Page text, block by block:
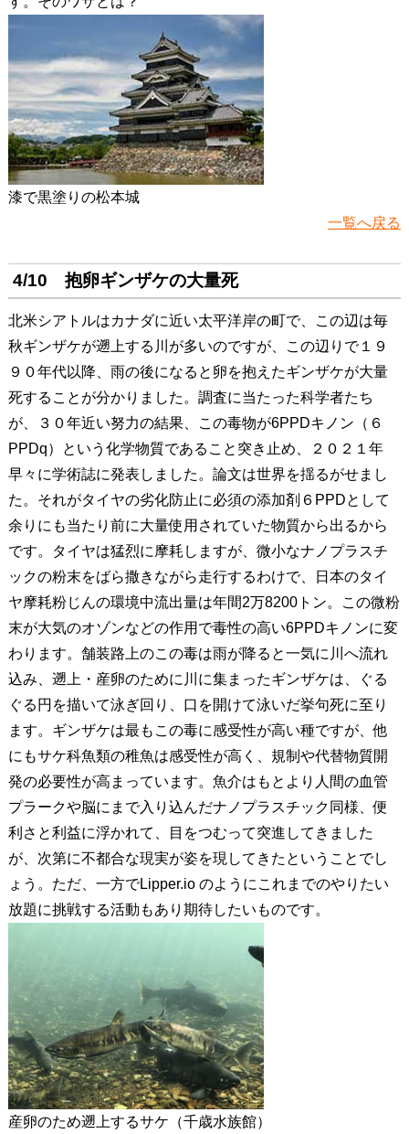
漆で黒塗りの松本城
一覧へ戻る
4/10 抱卵ギンザケの大量死
北米シアトルはカナダに近い太平洋岸の町で、この辺は毎
秋ギンザケが遡上する川が多いのですが、この辺りで１９
９０年代以降、雨の後になると卵を抱えたギンザケが大量
死することが分かりました。調査に当たった科学者たち
が、３０年近い努力の結果、この毒物が6PPDキノン（６
PPDq）という化学物質であること突き止め、２０２１年
早々に学術誌に発表しました。論文は世界を揺るがせまし
た。それがタイヤの劣化防止に必須の添加剤６PPDとして
余りにも当たり前に大量使用されていた物質から出るから
です。タイヤは猛烈に摩耗しますが、微小なナノプラスチ
ックの粉末をばら撒きながら走行するわけで、日本のタイ
ヤ摩耗粉じんの環境中流出量は年間2万8200トン。この微粉
末が大気のオゾンなどの作用で毒性の高い6PPDキノンに変
わります。舗装路上のこの毒は雨が降ると一気に川へ流れ
込み、遡上・産卵のために川に集まったギンザケは、ぐる
ぐる円を描いて泳ぎ回り、口を開けて泳いだ挙句死に至り
ます。ギンザケは最もこの毒に感受性が高い種ですが、他
にもサケ科魚類の稚魚は感受性が高く、規制や代替物質開
発の必要性が高まっています。魚介はもとより人間の血管
プラークや脳にまで入り込んだナノプラスチック同様、便
利さと利益に浮かれて、目をつむって突進してきました
が、次第に不都合な現実が姿を現してきたということでし
ょう。ただ、一方でLipper.io のようにこれまでのやりたい
放題に挑戦する活動もあり期待したいものです。
産卵のため遡上するサケ（千歳水族館）